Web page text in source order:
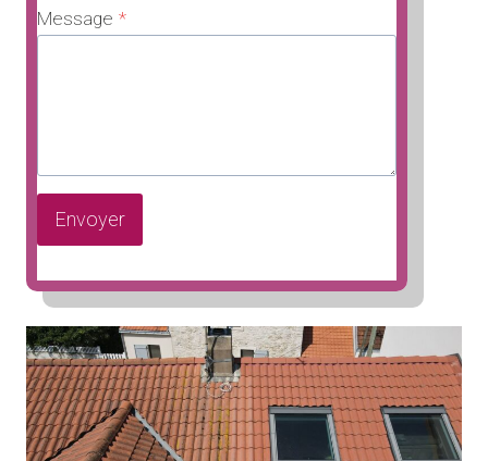
Message *
Envoyer